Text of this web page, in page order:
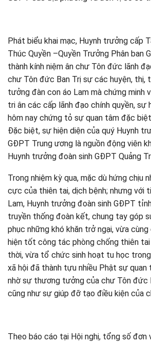
Phát biểu khai mạc, Huynh trưởng cấp
Thúc Quyền –Quyền Trưởng Phân ban
thành kính niệm ân chư Tôn đức lãnh
chư Tôn đức Ban Trị sự các huyện, thị,
tưởng đàn con áo Lam mà chứng minh
tri ân các cấp lãnh đạo chính quyền, sự
hôm nay chứng tỏ sự quan tâm đặc
Đặc biệt, sự hiện diện của quý Huynh
GĐPT Trung ương là nguồn động viên
Huynh trưởng đoàn sinh GĐPT Quảng
Trong nhiệm kỳ qua, mặc dù hứng chịu
cực của thiên tai, dịch bệnh; nhưng với
Lam, Huynh trưởng đoàn sinh GĐPT
truyền thống đoàn kết, chung tay góp
phục những khó khăn trở ngại, vừa
hiện tốt công tác phòng chống thiên
thời, vừa tổ chức sinh hoạt tu học
xã hội đã thành tựu nhiều Phật sự quan
nhờ sự thương tưởng của chư Tôn đức
cũng như sự giúp đỡ tạo điều kiện của
Theo báo cáo tại Hội nghị, tổng số